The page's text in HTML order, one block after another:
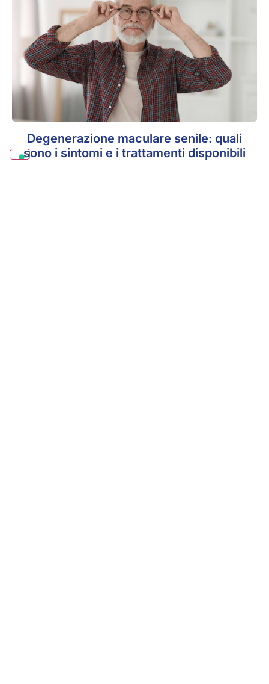
Degenerazione maculare senile: quali
sono i sintomi e i trattamenti disponibili